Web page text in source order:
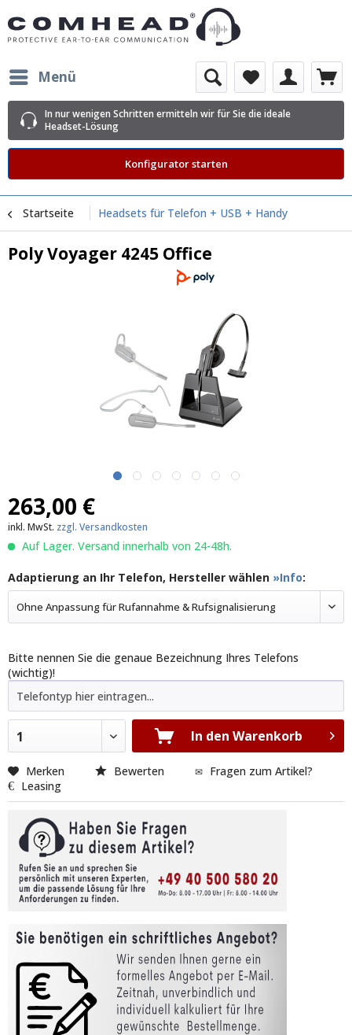
Menü
In nur wenigen Schritten ermitteln wir für Sie die ideale
Headset-Lösung
Konfigurator starten
Startseite Headsets für Telefon + USB + Handy
Poly Voyager 4245 Office
263,00 €
inkl. MwSt. zzgl. Versandkosten
Auf Lager. Versand innerhalb von 24-48h.
Adaptierung an Ihr Telefon, Hersteller wählen »Info:
Ohne Anpassung für Rufannahme & Rufsignalisierung
Bitte nennen Sie die genaue Bezeichnung Ihres Telefons
(wichtig)!
1 In den Warenkorb
Merken Bewerten
Fragen zum Artikel?
Leasing